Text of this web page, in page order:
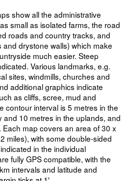
show all the administrative
small as isolated farms, the road
roads and country tracks, and
drystone walls) which make
much easier. Steep
Various landmarks, e.g.
sites, windmills, churches and
additional graphics indicate
as cliffs, scree, mud and
contour interval is 5 metres in the
and 10 metres in the uplands, and
map covers an area of 30 x
miles), with some double-sided
in the individual
fully GPS compatible, with the
intervals and latitude and